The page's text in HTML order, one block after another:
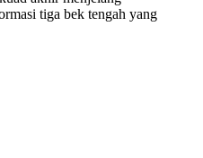
tiga bek tengah yang